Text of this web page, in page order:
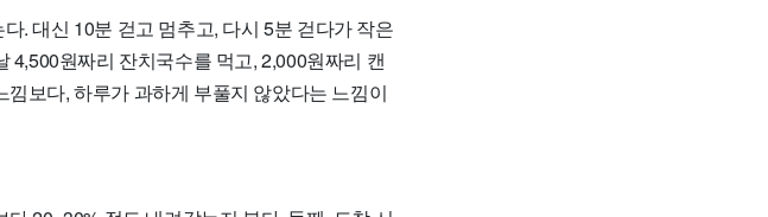
. 대신 10분 걷고 멈추고, 다시 5분 걷다가 작은
4,500원짜리 잔치국수를 먹고, 2,000원짜리 캔
보다, 하루가 과하게 부풀지 않았다는 느낌이